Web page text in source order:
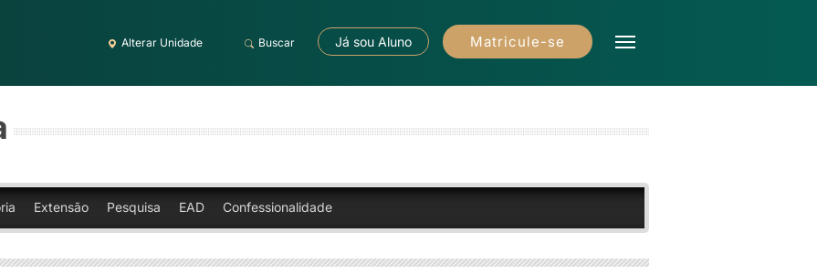
Alterar Unidade Buscar Já sou Aluno Matricule-se
Extensão Pesquisa EAD Confessionalidade